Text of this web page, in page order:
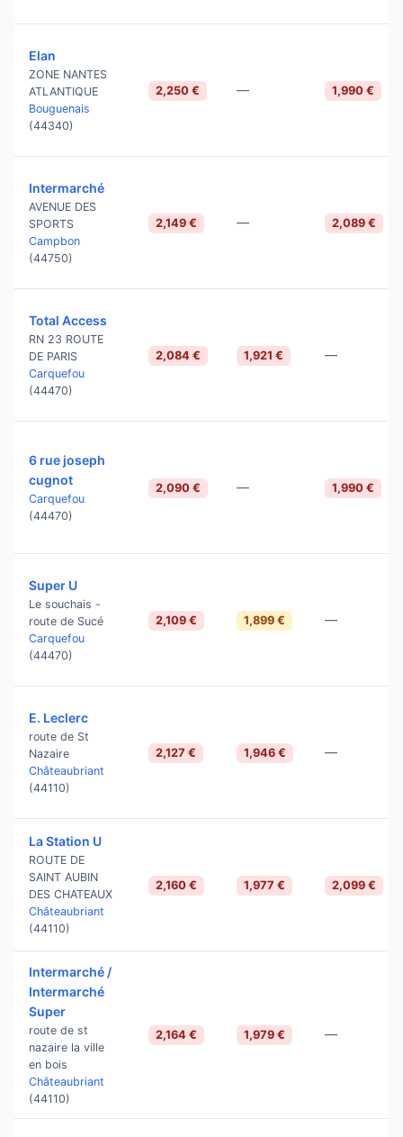
Elan
ZONE NANTES
ATLANTIQUE
Bouguenais
(44340)
2,250 € — 1,990 €
Intermarché
AVENUE DES
SPORTS
Campbon
(44750)
2,149 € — 2,089 €
Total Access
RN 23 ROUTE
DE PARIS
Carquefou
(44470)
2,084 € 1,921 € —
6 rue joseph
cugnot
Carquefou
(44470)
2,090 € — 1,990 €
Super U
Le souchais -
route de Sucé
Carquefou
(44470)
2,109 € 1,899 € —
E. Leclerc
route de St
Nazaire
Châteaubriant
(44110)
2,127 € 1,946 € —
La Station U
ROUTE DE
SAINT AUBIN
DES CHATEAUX
Châteaubriant
(44110)
2,160 € 1,977 € 2,099 €
Intermarché /
Intermarché
Super
route de st
nazaire la ville
en bois
Châteaubriant
(44110)
2,164 € 1,979 € —